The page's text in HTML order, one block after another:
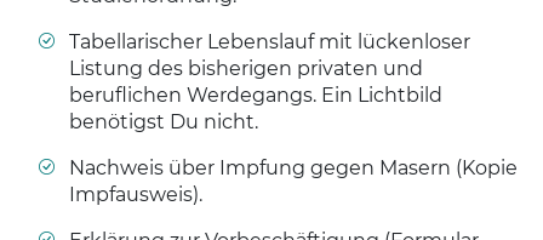
Tabellarischer Lebenslauf mit lückenloser
Listung des bisherigen privaten und
beruflichen Werdegangs. Ein Lichtbild
benötigst Du nicht.
Nachweis über Impfung gegen Masern (Kopie
Impfausweis).